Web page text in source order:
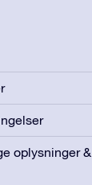
oplysninger &